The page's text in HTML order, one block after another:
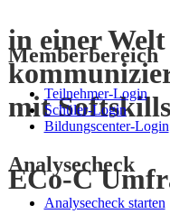
in einer
mitSoftskills
ECo-C
Memberbereich
Teilnehmer-Login
Schüler-Login
Bildungscenter-Login
Analysecheck
Analysecheck starten